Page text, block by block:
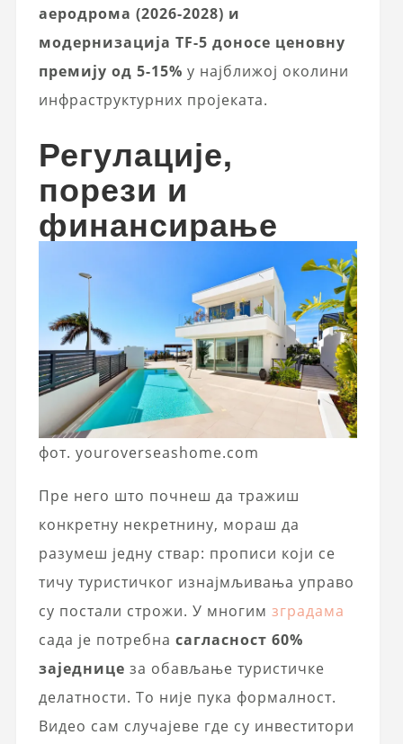
аеродрома (2026-2028) и
модернизација TF-5 доносе ценовну
премију од 5-15% у најближој околини
инфраструктурних пројеката.
Регулације,
порези и
финансирање
фот. youroverseashome.com
Пре него што почнеш да тражиш
конкретну некретнину, мораш да
разумеш једну ствар: прописи који се
тичу туристичког изнајмљивања управо
су постали строжи. У многим зградама
сада је потребна сагласност 60%
заједнице за обављање туристичке
делатности. То није пука формалност.
Видео сам случајеве где су инвеститори